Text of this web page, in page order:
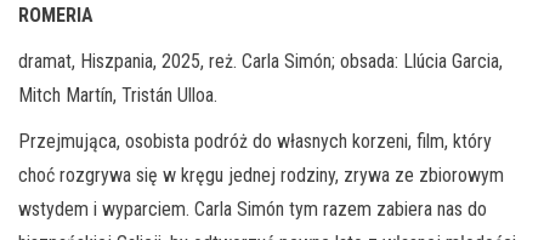
ROMERIA
dramat, Hiszpania, 2025, reż. Carla Simón; obsada: Llúcia Garcia,
Mitch Martín, Tristán Ulloa.
Przejmująca, osobista podróż do własnych korzeni, film, który
choć rozgrywa się w kręgu jednej rodziny, zrywa ze zbiorowym
wstydem i wyparciem. Carla Simón tym razem zabiera nas do